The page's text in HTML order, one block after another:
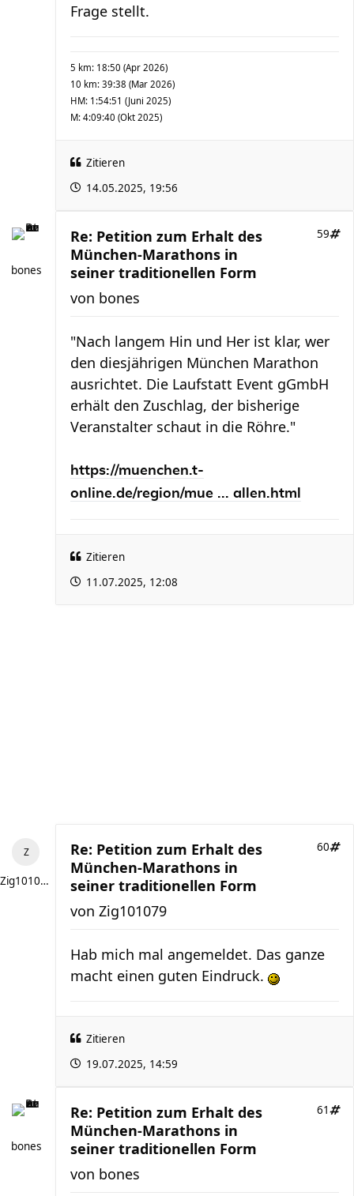
Frage stellt.
5 km: 18:50 (Apr 2026)
10 km: 39:38 (Mar 2026)
HM: 1:54:51 (Juni 2025)
M: 4:09:40 (Okt 2025)
Zitieren
14.05.2025, 19:56
bones
Re: Petition zum Erhalt des
München-Marathons in
seiner traditionellen Form
59
von bones
"Nach langem Hin und Her ist klar, wer
den diesjährigen München Marathon
ausrichtet. Die Laufstatt Event gGmbH
erhält den Zuschlag, der bisherige
Veranstalter schaut in die Röhre."
https://muenchen.t-
online.de/region/mue ... allen.html
Zitieren
11.07.2025, 12:08
Zig101079
Re: Petition zum Erhalt des
München-Marathons in
seiner traditionellen Form
60
von Zig101079
Hab mich mal angemeldet. Das ganze
macht einen guten Eindruck.
Zitieren
19.07.2025, 14:59
bones
Re: Petition zum Erhalt des
München-Marathons in
seiner traditionellen Form
61
von bones